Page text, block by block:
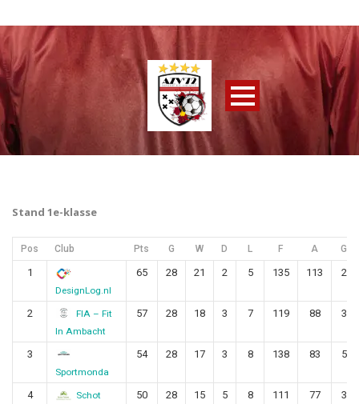
Stand 1e-klasse
Pos Club Pts G W D L F A GD
1
DesignLog.nl
65 28 21 2 5 135 113 22
2
FIA – Fit
In Ambacht
57 28 18 3 7 119 88 31
3
Sportmonda
54 28 17 3 8 138 83 55
4
Schot
50 28 15 5 8 111 77 34